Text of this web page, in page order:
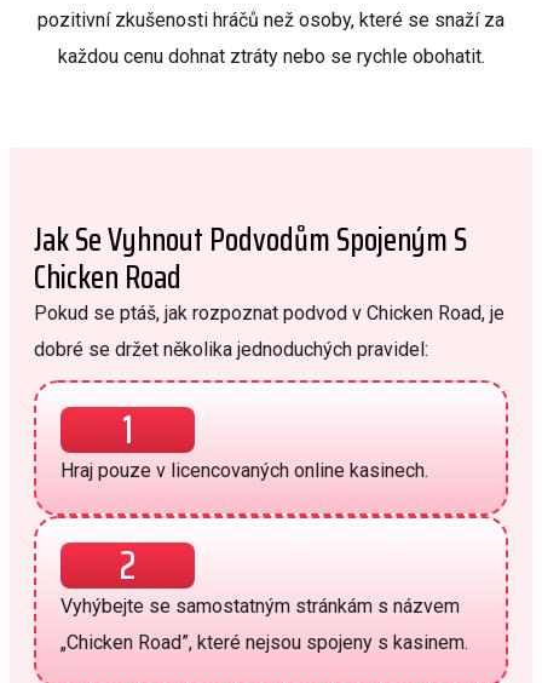
pozitivní zkušenosti hráčů než osoby, které se snaží za
každou cenu dohnat ztráty nebo se rychle obohatit.
Jak Se Vyhnout Podvodům Spojeným S
Chicken Road
Pokud se ptáš, jak rozpoznat podvod v Chicken Road, je
dobré se držet několika jednoduchých pravidel:
1
Hraj pouze v licencovaných online kasinech.
2
Vyhýbejte se samostatným stránkám s názvem
„Chicken Road”, které nejsou spojeny s kasinem.